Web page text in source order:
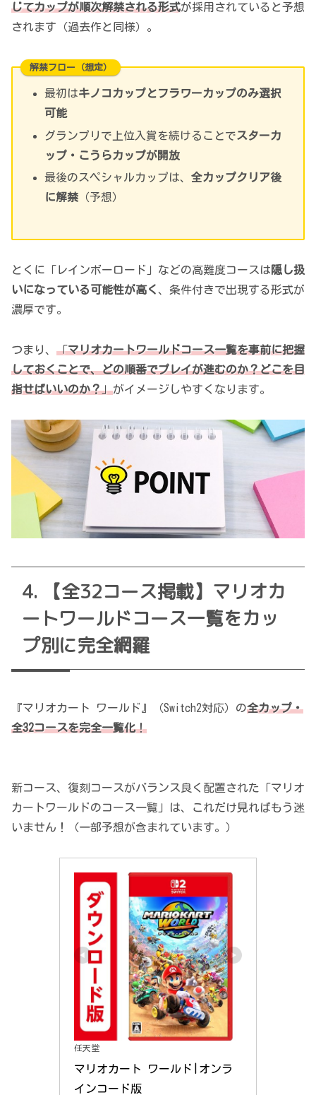
じてカップが順次解禁される形式が採用されていると予想
されます（過去作と同様）。
解禁フロー（想定）
最初はキノコカップとフラワーカップのみ選択
可能
グランプリで上位入賞を続けることでスターカ
ップ・こうらカップが開放
最後のスペシャルカップは、全カップクリア後
に解禁 （予想）
とくに「レインボーロード」などの高難度コースは隠し扱
いになっている可能性が高く、条件付きで出現する形式が
濃厚です。
つまり、 「マリオカートワールドコース一覧を事前に把握
しておくことで、どの順番でプレイが進むのか？どこを目
指せばいいのか？」がイメージしやすくなります。
【全32コース掲載】マリオカ
ートワールドコース一覧をカッ
プ別に完全網羅
『マリオカート ワールド』（Switch2対応）の全カップ・
全32コースを完全一覧化！
新コース、復刻コースがバランス良く配置された「マリオ
カートワールドのコース一覧」は、これだけ見ればもう迷
いません！（一部予想が含まれています。）
任天堂
マリオカート ワールド|オンラ
インコード版